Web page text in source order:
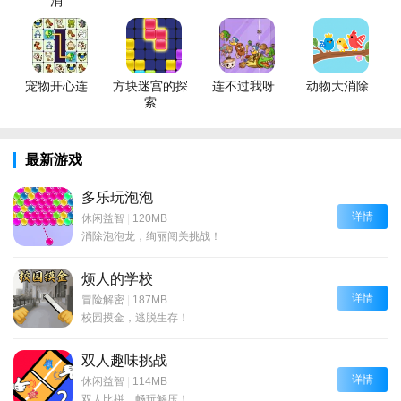
宠物开心连
方块迷宫的探
索
连不过我呀 动物大消除
最新游戏
多乐玩泡泡
休闲益智 | 120MB
消除泡泡龙，绚丽闯关挑战！
详情
烦人的学校
冒险解密 | 187MB
校园摸金，逃脱生存！
详情
双人趣味挑战
休闲益智 | 114MB
详情